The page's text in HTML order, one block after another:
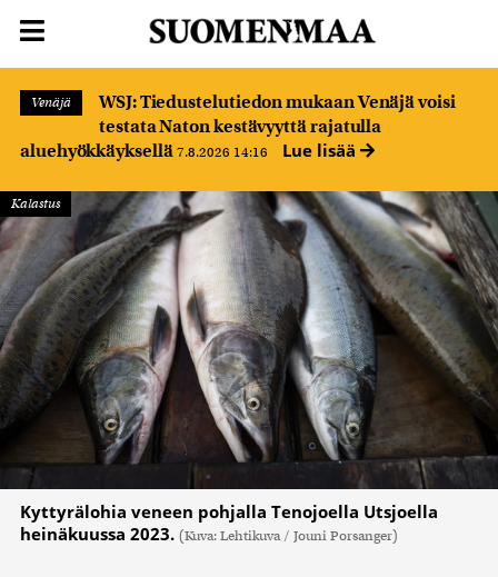
Venäjä
WSJ: Tiedustelutiedon mukaan Venäjä voisi
testata Naton kestävyyttä rajatulla
aluehyökkäyksellä 7.8.2026 14:16 Lue lisää
Kalastus
Kyttyrälohia veneen pohjalla Tenojoella Utsjoella
heinäkuussa 2023. (Kuva: Lehtikuva / Jouni Porsanger)